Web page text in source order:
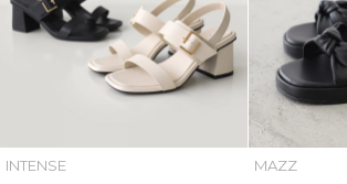
MAZZ